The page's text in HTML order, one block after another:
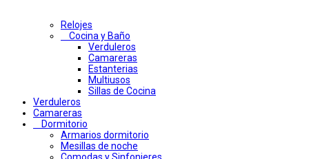
Relojes
Cocina y Baño
Verduleros
Camareras
Estanterias
Multiusos
Sillas de Cocina
Verduleros
Camareras
Dormitorio
Armarios dormitorio
Mesillas de noche